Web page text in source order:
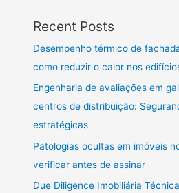
Recent Posts
Desempenho térmico de
como reduzir o calor nos
Engenharia de avaliações em
centros de distribuição:
estratégicas
Patologias ocultas em imóveis
verificar antes de assinar
Due Diligence Imobiliária